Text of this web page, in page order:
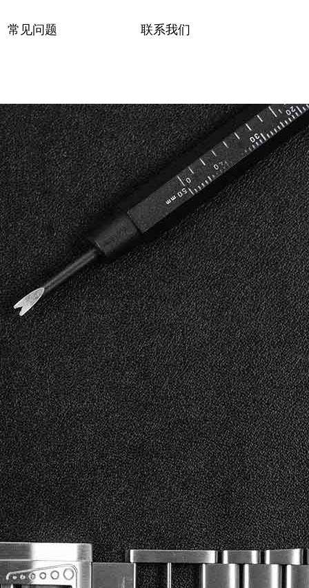
常见问题 联系我们